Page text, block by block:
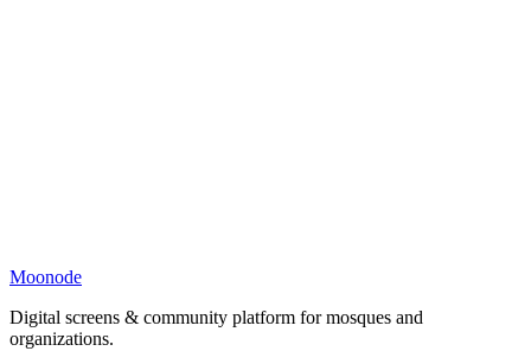
Moonode
Digital screens & community platform for mosques and
organizations.